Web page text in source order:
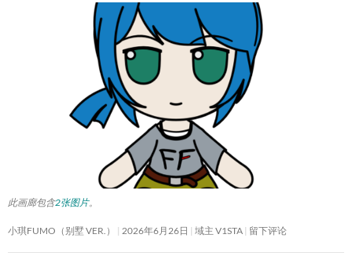
此画廊包含2张图片。
小琪FUMO（别墅 VER.） 2026年6月26日 域主 V1STA 留下评论